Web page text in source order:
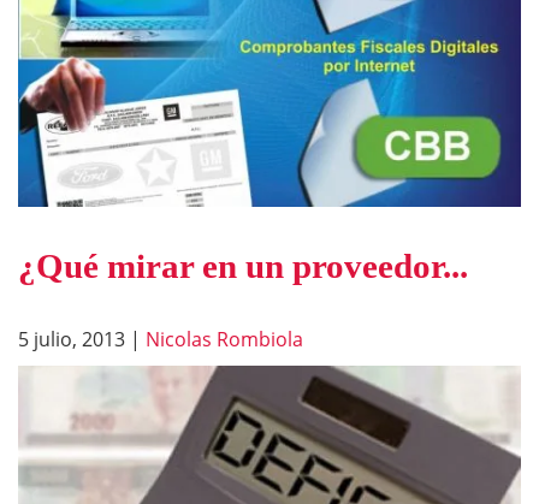
¿Qué mirar en un proveedor...
5 julio, 2013 | Nicolas Rombiola